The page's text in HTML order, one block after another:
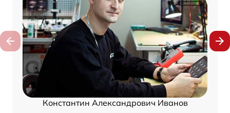
Константин Александрович Иванов